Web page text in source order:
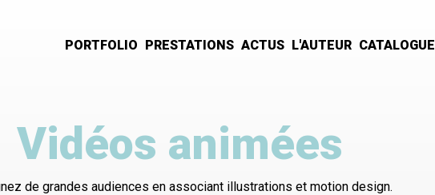
principale
PORTFOLIO PRESTATIONS ACTUS L'AUTEUR CATALOGUE
Vidéos animées
de grandes audiences en associant illustrations et motion design.